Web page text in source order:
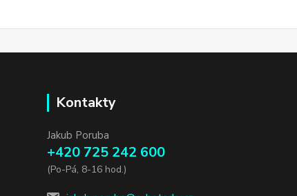
Kontakty
Jakub Poruba
+420 725 242 600
(Po-Pá, 8-16 hod.)